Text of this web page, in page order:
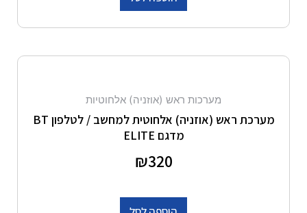
מערכות ראש (אוזניה) אלחוטיות
מערכת ראש (אוזניה) אלחוטית למחשב / לטלפון BT
מדגם ELITE
₪320